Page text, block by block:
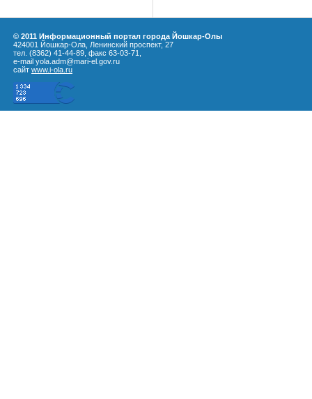
© 2011 Информационный портал города Йошкар-Олы
424001 Йошкар-Ола, Ленинский проспект, 27
тел. (8362) 41-44-89, факс 63-03-71,
e-mail yola.adm@mari-el.gov.ru
сайт www.i-ola.ru